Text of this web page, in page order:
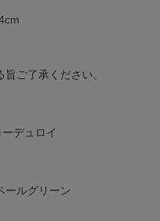
ご了承ください。
デュロイ
ールグリーン